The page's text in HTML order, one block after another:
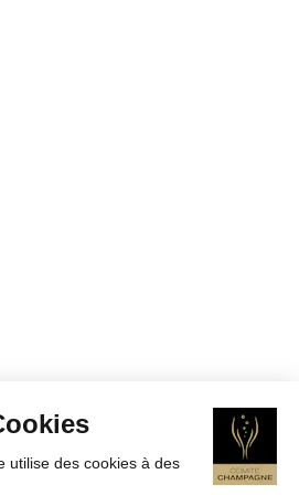
utilise des cookies à des